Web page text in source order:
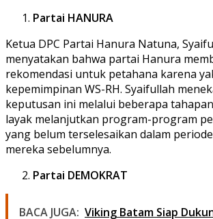
Partai HANURA
Ketua DPC Partai Hanura Natuna,
menyatakan bahwa partai Hanura
rekomendasi untuk petahana karena
kepemimpinan WS-RH. Syaifullah
keputusan ini melalui beberapa tahapan
layak melanjutkan program-program
yang belum terselesaikan dalam
mereka sebelumnya.
Partai DEMOKRAT
BACA JUGA: Viking Batam Siap